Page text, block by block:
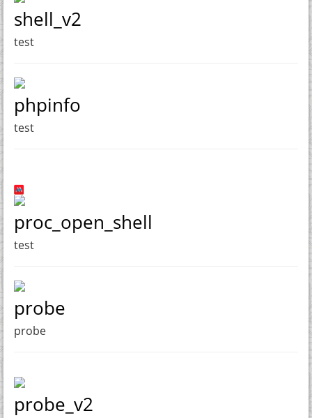
shell_v2
test
phpinfo
test
proc_open_shell
test
probe
probe
probe_v2